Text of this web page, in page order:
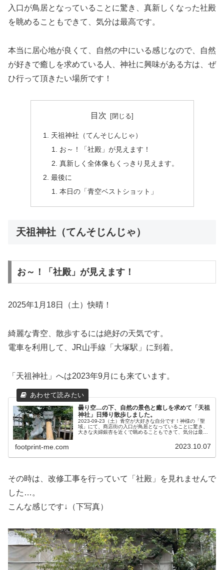
入口が鳥居となっていることに驚き、真新しくなった社殿
を眺めることもできて、気分は最高です。
本当に居心地が良くて、自然の中にいる感じなので、自然
が好きで癒しを求めている人、神社に興味がある方は、ぜ
ひ行って頂きたい場所です！
目次
天祖神社（てんそじんじゃ）
お～！「社殿」が見えます！
真新しく全体像もくっきり見えます。
最後に
本日の「青空ベストショット」
天祖神社（てんそじんじゃ）
お～！「社殿」が見えます！
2025年1月18日（土）快晴！
綺麗な青空、散歩するには絶好の天気です。
電車を利用して、JR山手線「大塚駅」に到着。
「天祖神社」へは2023年9月にも来ています。
曇り空…の下、自然の景色と癒しを求めて「天祖
神社」日帰り散歩しました。
2023-09-23（土）青空が大好きな自分です！神様の「聖
域」にて、商店街の入口が鳥居となっていることに驚き、
大きな夫婦銀杏を近くで眺めることもできて、気分は最高
footprint-me.com 2023.10.07
その時は、改修工事を行っていて「社殿」を見れませんで
した…。
こんな感じです↓（下写真）